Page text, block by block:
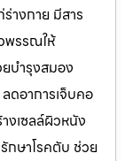
างกาย มีสาร
พรรณให้
บำรุงสมอง
ดอาการเจ็บคอ
งเซลล์ผิวหนัง
กษาโรคตับ ช่วย